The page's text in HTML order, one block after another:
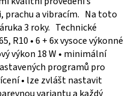
prachu a vibracím. Na toto
3 roky. Technické
R10 • 6 + 6x vysoce výkonné
výkon 18 W • minimální
programů pro
• lze zvlášt nastavit